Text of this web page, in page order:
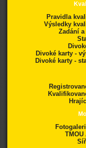
Pravidla
Výsledky
Zadání
Divoké karty -
Divoké karty -